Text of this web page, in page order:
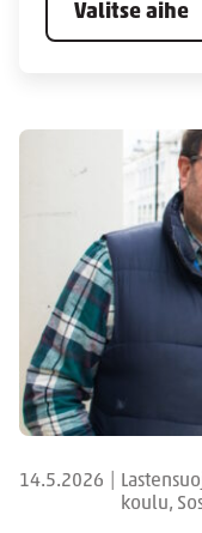
14.5.2026
koulu,
Valitse aihe